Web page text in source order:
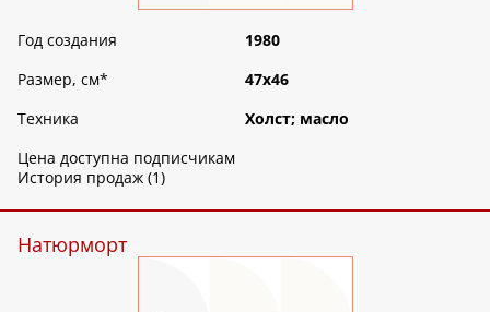
Год создания
1980
Размер, см*
47х46
Техника
Холст; масло
Цена доступна подписчикам
История продаж (1)
Натюрморт